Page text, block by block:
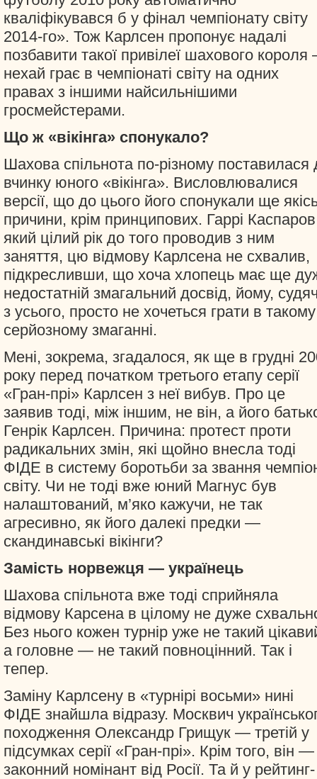
кваліфікувався б у фінал чемпіонату світу
2014-го». Тож Карлсен пропонує надалі
позбавити такої привілеї шахового
нехай грає в чемпіонаті світу на одних
правах з іншими найсильнішими
гросмейстерами.
Що ж «вікінга» спонукало?
Шахова спільнота по-різному поставилася
вчинку юного «вікінга». Висловлювалися
версії, що до цього його спонукали ще
причини, крім принципових. Гаррі
який цілий рік до того проводив з ним
заняття, цю відмову Карлсена не схвалив,
підкресливши, що хоча хлопець має ще
недостатній змагальний досвід, йому,
з усього, просто не хочеться грати в такому
серйозному змаганні.
Мені, зокрема, згадалося, як ще в грудні
року перед початком третього етапу серії
«Гран-прі» Карлсен з неї вибув. Про це
заявив тоді, між іншим, не він, а його
Генрік Карлсен. Причина: протест проти
радикальних змін, які щойно внесла тоді
ФІДЕ в систему боротьби за звання
світу. Чи не тоді вже юний Магнус був
налаштований, м’яко кажучи, не так
агресивно, як його далекі предки —
скандинавські вікінги?
Замість норвежця — українець
Шахова спільнота вже тоді сприйняла
відмову Карсена в цілому не дуже
Без нього кожен турнір уже не такий
а головне — не такий повноцінний. Так і
тепер.
Заміну Карлсену в «турнірі восьми» нині
ФІДЕ знайшла відразу. Москвич
походження Олександр Грищук — третій у
підсумках серії «Гран-прі». Крім того, він —
законний номінант від Росії. Та й у рейтинг-